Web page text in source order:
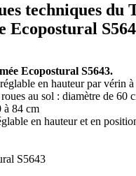
techniques du
Ecopostural
Ecopostural S5643.
en hauteur par vérin à
au sol : diamètre de 60
à 84 cm
en hauteur et en
S5643